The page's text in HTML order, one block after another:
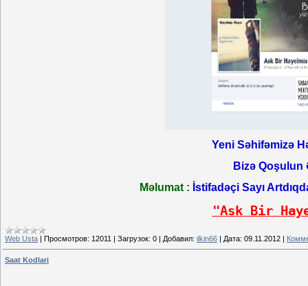
Yeni Səhifəmizə
Bizə Qoşulun
Məlumat : İstifadəçi Sayı
"Ask Bir
Web Usta Просмотров: 12011 Загрузок: 0 Добавил: ilkin66 Дата: 09.11.2012
Saat Kodlari